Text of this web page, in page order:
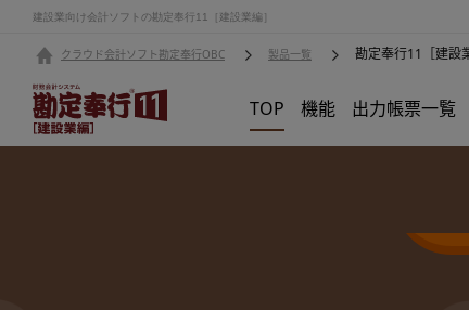
建設業向け会計ソフトの勘定奉行11［建設業編］
クラウド会計ソフト勘定奉行OBC 製品一覧 勘定奉行11［建設
TOP 機能 出力帳票一覧